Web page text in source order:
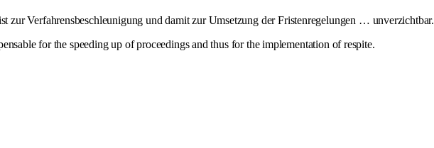
zur Verfahrensbeschleunigung und damit zur Umsetzung der Fristenregelungen … unverzichtbar.
for the speeding up of proceedings and thus for the implementation of respite.